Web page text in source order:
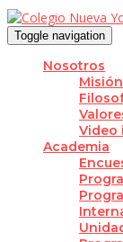
Toggle navigation
Nosotros
Video
Academia